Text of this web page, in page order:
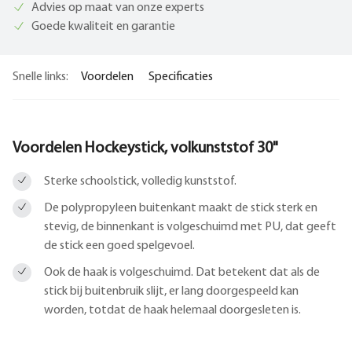
Advies op maat van onze experts
Goede kwaliteit en garantie
Snelle links: Voordelen Specificaties
Voordelen Hockeystick, volkunststof 30"
Sterke schoolstick, volledig kunststof.
De polypropyleen buitenkant maakt de stick sterk en
stevig, de binnenkant is volgeschuimd met PU, dat geeft
de stick een goed spelgevoel.
Ook de haak is volgeschuimd. Dat betekent dat als de
stick bij buitenbruik slijt, er lang doorgespeeld kan
worden, totdat de haak helemaal doorgesleten is.